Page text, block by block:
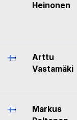
Heinonen
Arttu
Vastamäki
Markus